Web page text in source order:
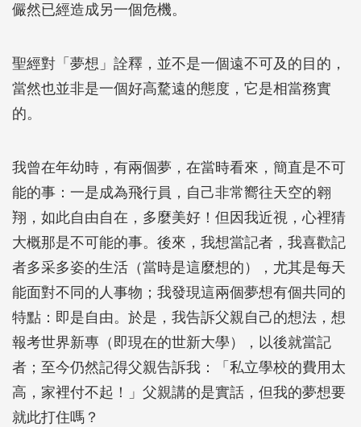
儼然已經造成另一個危機。
聖經對「夢想」詮釋，並不是一個遠不可及的目的，
當然也並非是一個好高騖遠的態度，它是相當務實
的。
我曾在年幼時，有兩個夢，在當時看來，簡直是不可
能的事：一是成為飛行員，自己非常嚮往天空的翱
翔，如此自由自在，多麼美好！但因我近視，心裡猜
大概那是不可能的事。後來，我想當記者，我喜歡記
者多采多姿的生活（當時是這麼想的），尤其是每天
能面對不同的人事物；我發現這兩個夢想有個共同的
特點：即是自由。於是，我告訴父親自己的想法，想
報考世界新專（即現在的世新大學），以後就當記
者；至今仍然記得父親告訴我：「私立學校的費用太
高，家裡付不起！」父親講的是實話，但我的夢想要
就此打住嗎？